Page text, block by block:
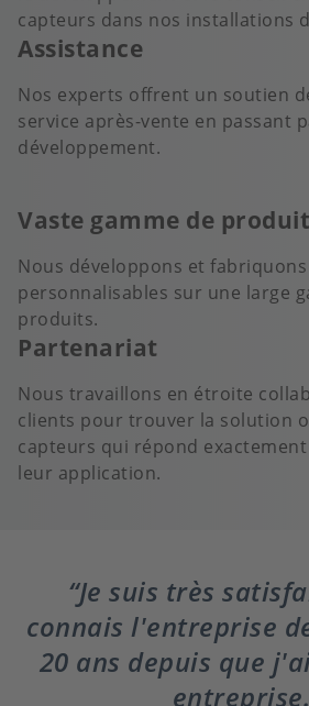
capteurs dans nos installations
Assistance
Nos experts offrent un soutien
service après-vente en passant
développement.
Vaste gamme de
Nous développons et
personnalisables sur une large
produits.
Partenariat
Nous travaillons en étroite
clients pour trouver la solution
capteurs qui répond
leur application.
Je suis très
connais l'entreprise
20 ans depuis que
entreprise.